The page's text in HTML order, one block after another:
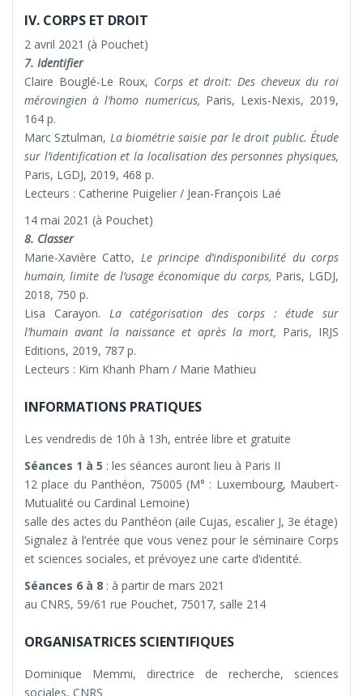
IV. CORPS ET DROIT
2 avril 2021 (à Pouchet)
7. Identifier
Claire Bouglé-Le Roux, Corps et droit: Des cheveux du roi
mérovingien à l’homo numericus, Paris, Lexis-Nexis, 2019,
164 p.
Marc Sztulman, La biométrie saisie par le droit public. Étude
sur l’identification et la localisation des personnes physiques,
Paris, LGDJ, 2019, 468 p.
Lecteurs : Catherine Puigelier / Jean-François Laé
14 mai 2021 (à Pouchet)
8. Classer
Marie-Xavière Catto, Le principe d’indisponibilité du corps
humain, limite de l’usage économique du corps, Paris, LGDJ,
2018, 750 p.
Lisa Carayon. La catégorisation des corps : étude sur
l’humain avant la naissance et après la mort, Paris, IRJS
Editions, 2019, 787 p.
Lecteurs : Kim Khanh Pham / Marie Mathieu
INFORMATIONS PRATIQUES
Les vendredis de 10h à 13h, entrée libre et gratuite
Séances 1 à 5 : les séances auront lieu à Paris II
12 place du Panthéon, 75005 (M° : Luxembourg, Maubert-
Mutualité ou Cardinal Lemoine)
salle des actes du Panthéon (aile Cujas, escalier J, 3e étage)
Signalez à l’entrée que vous venez pour le séminaire Corps
et sciences sociales, et prévoyez une carte d’identité.
Séances 6 à 8 : à partir de mars 2021
au CNRS, 59/61 rue Pouchet, 75017, salle 214
ORGANISATRICES SCIENTIFIQUES
Dominique Memmi, directrice de recherche, sciences
sociales, CNRS